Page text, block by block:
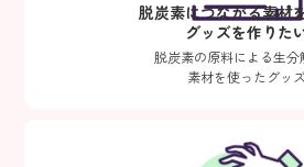
脱炭素につながる素材
グッズを作りた
脱炭素の原料による生分
素材を使ったグッズ